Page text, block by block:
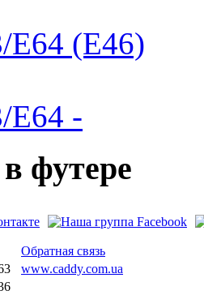
(E46)
E64 -
в футере
Обратная связь
www.caddy.com.ua